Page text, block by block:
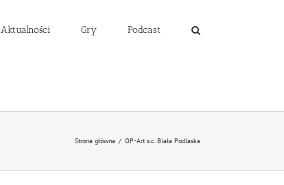
Aktualności Gry Podcast
Strona główna / OP-Art s.c. Biała Podlaska